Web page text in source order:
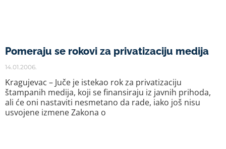
Pomeraju se rokovi za privatizaciju medija
14.01.2006.
Kragujevac – Juče je istekao rok za privatizaciju
štampanih medija, koji se finansiraju iz javnih prihoda,
ali će oni nastaviti nesmetano da rade, iako još nisu
usvojene izmene Zakona o